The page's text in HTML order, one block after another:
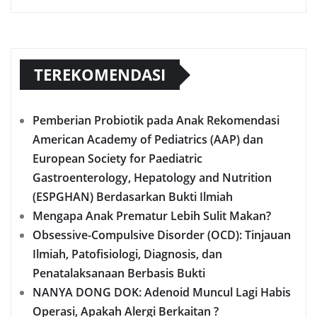
TEREKOMENDASI
Pemberian Probiotik pada Anak Rekomendasi
American Academy of Pediatrics (AAP) dan
European Society for Paediatric
Gastroenterology, Hepatology and Nutrition
(ESPGHAN) Berdasarkan Bukti Ilmiah
Mengapa Anak Prematur Lebih Sulit Makan?
Obsessive-Compulsive Disorder (OCD): Tinjauan
Ilmiah, Patofisiologi, Diagnosis, dan
Penatalaksanaan Berbasis Bukti
NANYA DONG DOK: Adenoid Muncul Lagi Habis
Operasi, Apakah Alergi Berkaitan ?